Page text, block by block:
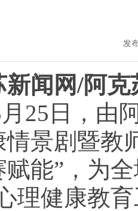
发
新闻网/阿
25日，由
景剧暨教
能”，为
理健康教